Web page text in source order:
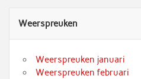
Weerspreuken
Weerspreuken januari
Weerspreuken februari